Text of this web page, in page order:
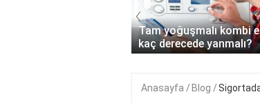
Tam yoğuşmalı kombi
kaç derecede yanmalı?
‹
Anasayfa Blog